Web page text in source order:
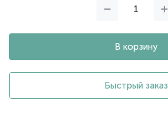
В корзину
Быстрый заказ